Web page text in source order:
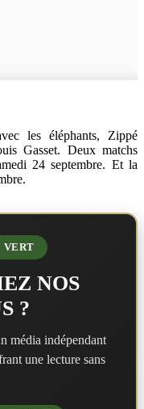
les éléphants, Zippé
Gasset. Deux matchs
24 septembre. Et la
VERT
NOS
?
média indépendant
une lecture sans